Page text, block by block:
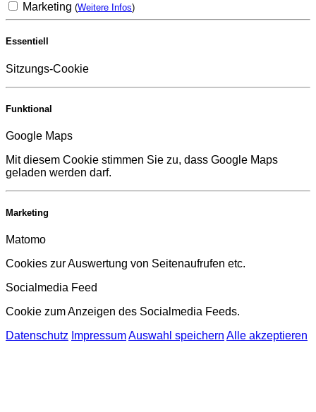
Marketing (Weitere Infos)
Essentiell
Sitzungs-Cookie
Funktional
Google Maps
Mit diesem Cookie stimmen Sie zu, dass Google Maps
geladen werden darf.
Marketing
Matomo
Cookies zur Auswertung von Seitenaufrufen etc.
Socialmedia Feed
Cookie zum Anzeigen des Socialmedia Feeds.
Datenschutz ImpressumAuswahl speichern Alle akzeptieren